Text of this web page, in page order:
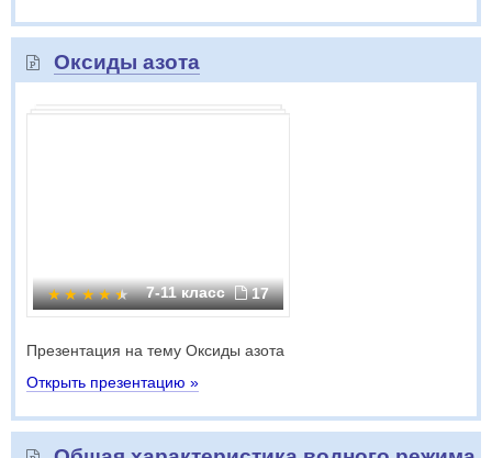
Оксиды азота
7-11 класс 17
Презентация на тему Оксиды азота
Открыть презентацию »